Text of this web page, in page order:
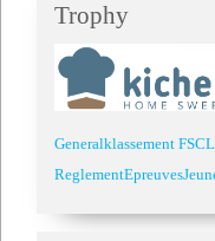
Trophy
Generalklassement